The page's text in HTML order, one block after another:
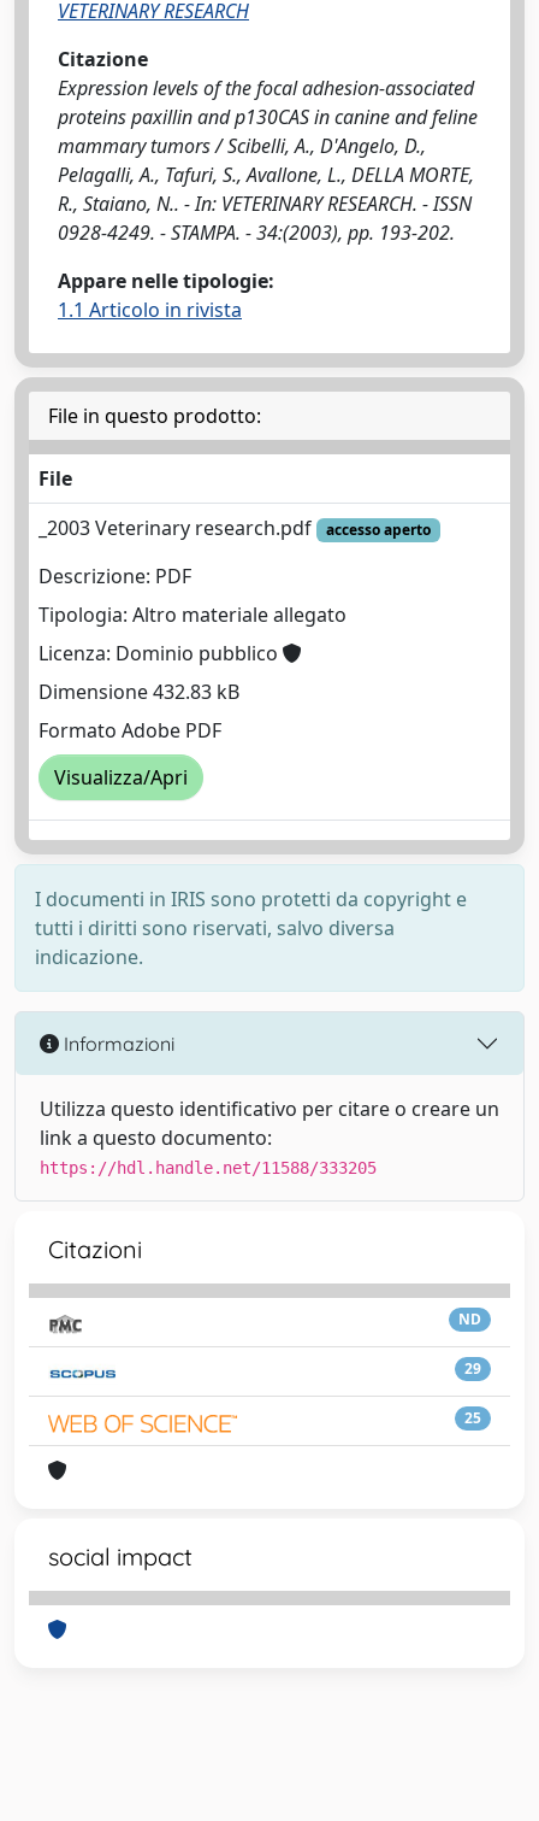
VETERINARY RESEARCH
Citazione
Expression levels of the focal adhesion-associated
proteins paxillin and p130CAS in canine and feline
mammary tumors / Scibelli, A., D'Angelo, D.,
Pelagalli, A., Tafuri, S., Avallone, L., DELLA MORTE,
R., Staiano, N.. - In: VETERINARY RESEARCH. - ISSN
0928-4249. - STAMPA. - 34:(2003), pp. 193-202.
Appare nelle tipologie:
1.1 Articolo in rivista
File in questo prodotto:
File
_2003 Veterinary research.pdf
accesso aperto
Descrizione: PDF
Tipologia: Altro materiale allegato
Licenza: Dominio pubblico
Dimensione 432.83 kB
Formato Adobe PDF
Visualizza/Apri
I documenti in IRIS sono protetti da copyright e
tutti i diritti sono riservati, salvo diversa
indicazione.
Informazioni
Utilizza questo identificativo per citare o creare un
link a questo documento:
https://hdl.handle.net/11588/333205
Citazioni
ND
29
25
social impact